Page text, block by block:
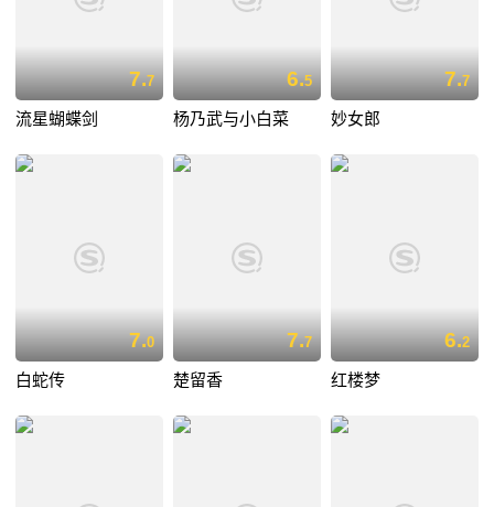
7.7
流星蝴蝶剑
6.5
杨乃武与小白菜
7.7
妙女郎
7.0
白蛇传
7.7
楚留香
6.2
红楼梦